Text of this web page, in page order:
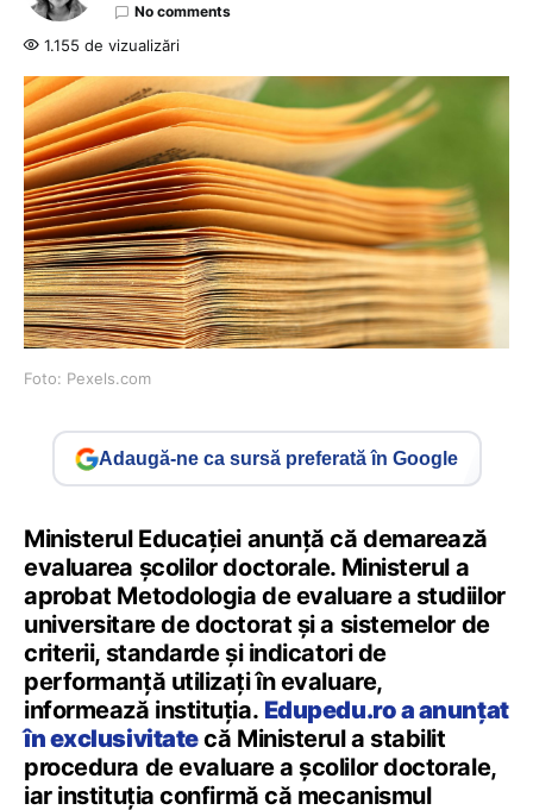
No comments
1.155 de vizualizări
Foto: Pexels.com
Adaugă-ne ca sursă preferată în Google
Ministerul Educației anunță că demarează
evaluarea școlilor doctorale. Ministerul a
aprobat Metodologia de evaluare a studiilor
universitare de doctorat și a sistemelor de
criterii, standarde și indicatori de
performanță utilizați în evaluare,
informează instituția. Edupedu.ro a anunțat
în exclusivitatecă Ministerul a stabilit
procedura de evaluare a școlilor doctorale,
iar instituția confirmă că mecanismul